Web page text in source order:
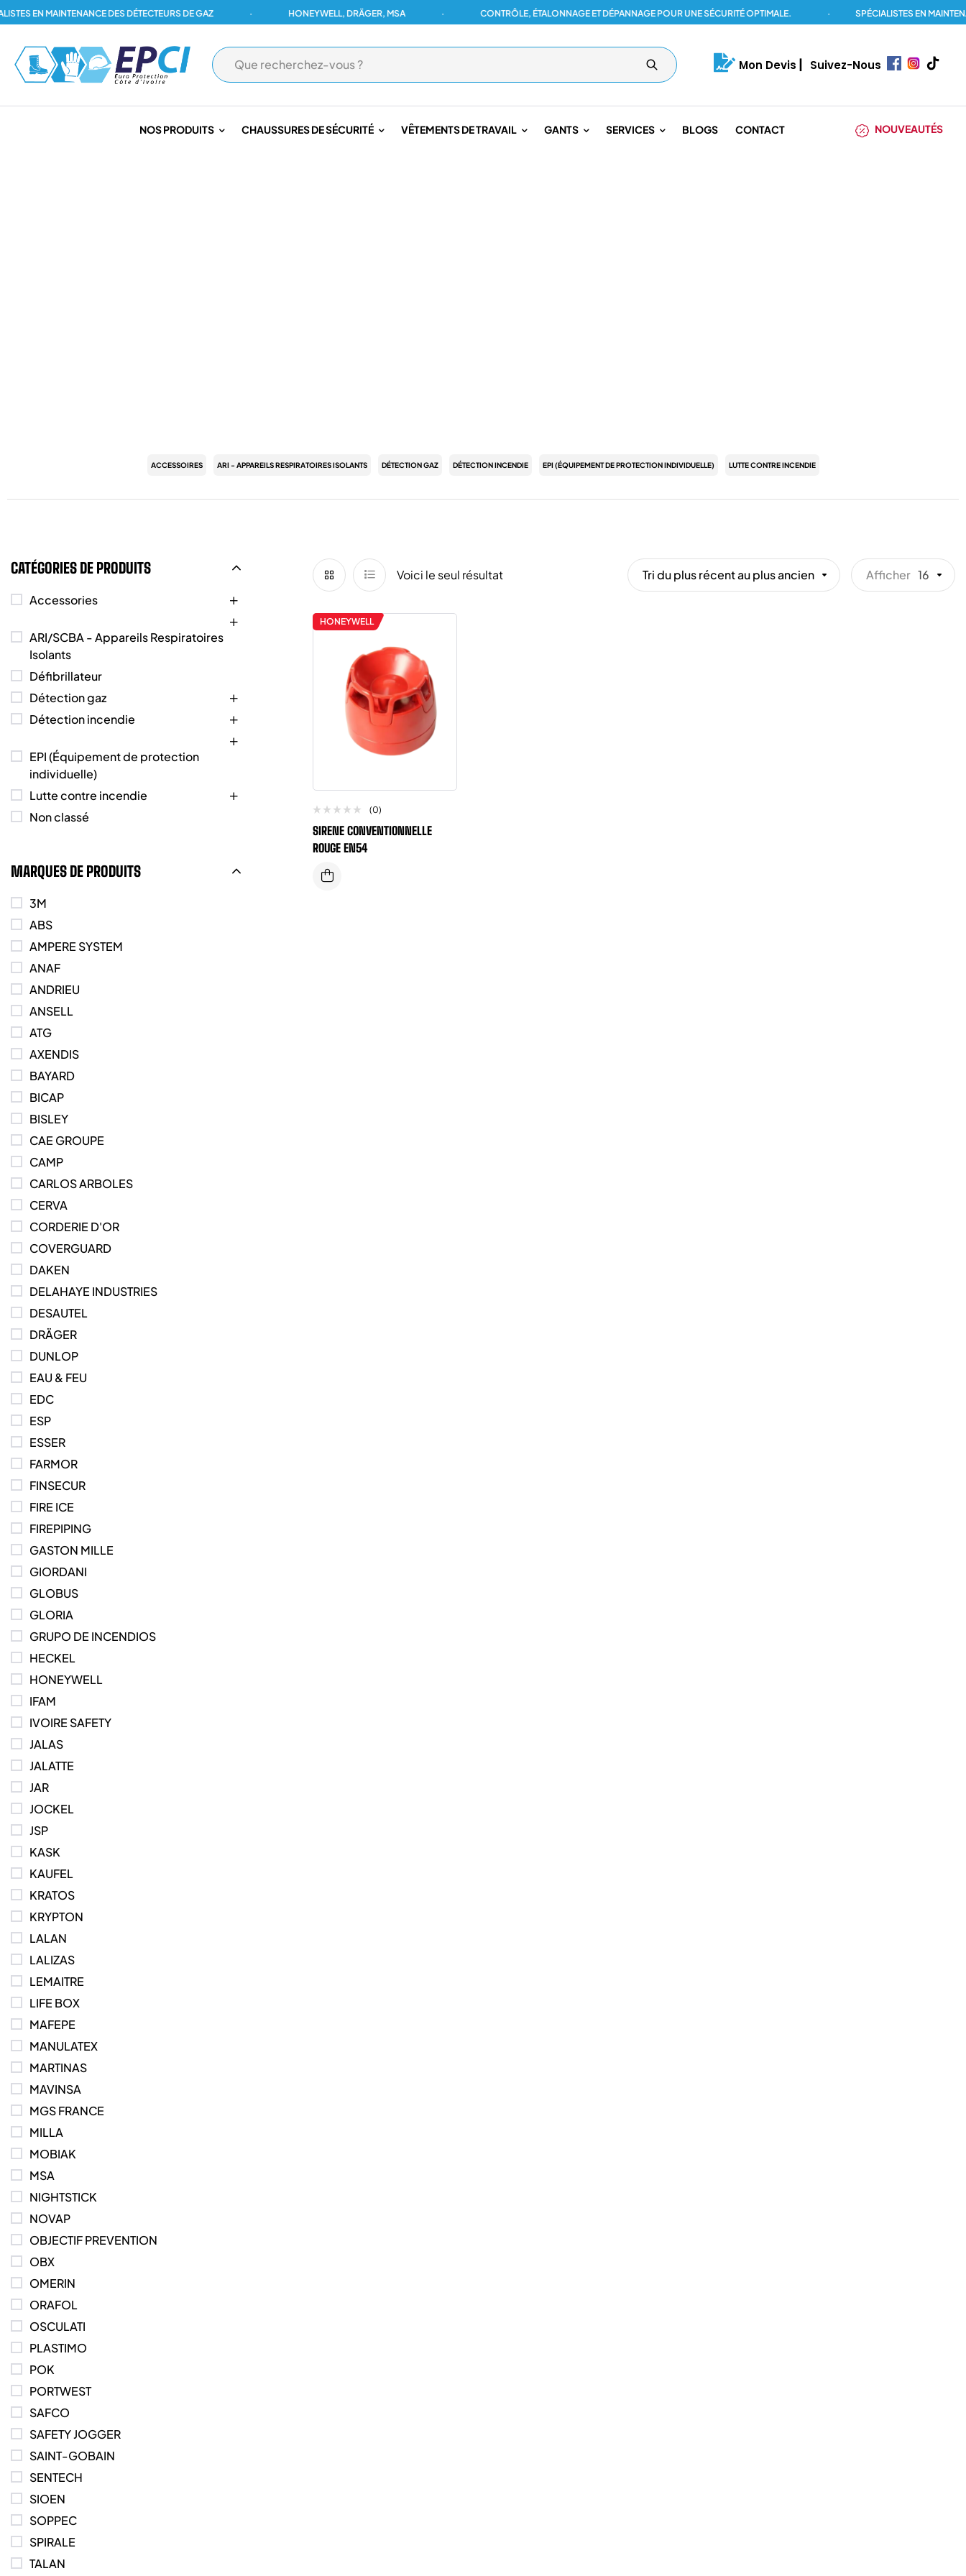
EN MAINTENANCE DES DÉTECTEURS DE GAZ HONEYWELL, DRÄGER, MSA CONTRÔLE, ÉTALONNAGE ET DÉPANNAGE POUR UNE SÉCURITÉ OPTIMALE. SPÉCIALISTES EN MAINTENANCE
Mon Devis Suivez-Nous
NOS PRODUITS CHAUSSURES DE SÉCURITÉ VÊTEMENTS DE TRAVAIL GANTS SERVICES BLOGS CONTACT NOUVEAUTÉS
ACCESSOIRES ARI - APPAREILS RESPIRATOIRES ISOLANTS DÉTECTION GAZ DÉTECTION INCENDIE EPI (ÉQUIPEMENT DE PROTECTION INDIVIDUELLE) LUTTE CONTRE INCENDIE
Voici le seul résultat Tri du plus récent au plus ancien Afficher 16
HONEYWELL
(0)
SIRENE CONVENTIONNELLE
ROUGE EN54
CATÉGORIES DE PRODUITS
Accessories
ARI/SCBA - Appareils Respiratoires
Isolants
Défibrillateur
Détection gaz
Détection incendie
EPI (Équipement de protection
individuelle)
Lutte contre incendie
Non classé
MARQUES DE PRODUITS
3M
ABS
AMPERE SYSTEM
ANAF
ANDRIEU
ANSELL
ATG
AXENDIS
BAYARD
BICAP
BISLEY
CAE GROUPE
CAMP
CARLOS ARBOLES
CERVA
CORDERIE D'OR
COVERGUARD
DAKEN
DELAHAYE INDUSTRIES
DESAUTEL
DRÄGER
DUNLOP
EAU & FEU
EDC
ESP
ESSER
FARMOR
FINSECUR
FIRE ICE
FIREPIPING
GASTON MILLE
GIORDANI
GLOBUS
GLORIA
GRUPO DE INCENDIOS
HECKEL
HONEYWELL
IFAM
IVOIRE SAFETY
JALAS
JALATTE
JAR
JOCKEL
JSP
KASK
KAUFEL
KRATOS
KRYPTON
LALAN
LALIZAS
LEMAITRE
LIFE BOX
MAFEPE
MANULATEX
MARTINAS
MAVINSA
MGS FRANCE
MILLA
MOBIAK
MSA
NIGHTSTICK
NOVAP
OBJECTIF PREVENTION
OBX
OMERIN
ORAFOL
OSCULATI
PLASTIMO
POK
PORTWEST
SAFCO
SAFETY JOGGER
SAINT-GOBAIN
SENTECH
SIOEN
SOPPEC
SPIRALE
TALAN